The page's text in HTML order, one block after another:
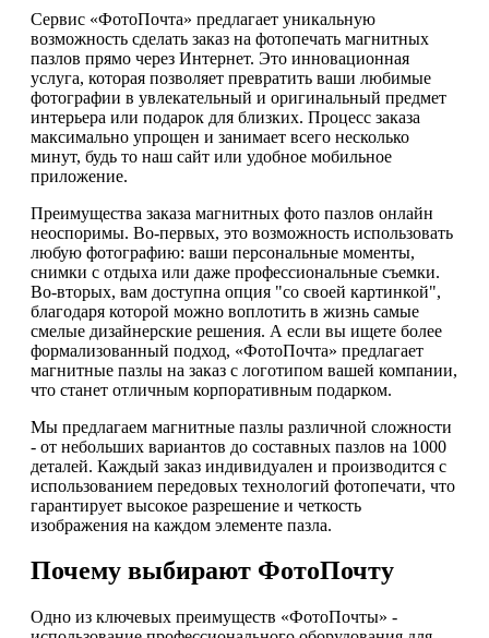
Сервис «ФотоПочта» предлагает уникальную
возможность сделать заказ на фотопечать магнитных
пазлов прямо через Интернет. Это инновационная
услуга, которая позволяет превратить ваши любимые
фотографии в увлекательный и оригинальный предмет
интерьера или подарок для близких. Процесс заказа
максимально упрощен и занимает всего несколько
минут, будь то наш сайт или удобное мобильное
приложение.
Преимущества заказа магнитных фото пазлов онлайн
неоспоримы. Во-первых, это возможность использовать
любую фотографию: ваши персональные моменты,
снимки с отдыха или даже профессиональные съемки.
Во-вторых, вам доступна опция "со своей картинкой",
благодаря которой можно воплотить в жизнь самые
смелые дизайнерские решения. А если вы ищете более
формализованный подход, «ФотоПочта» предлагает
магнитные пазлы на заказ с логотипом вашей компании,
что станет отличным корпоративным подарком.
Мы предлагаем магнитные пазлы различной сложности
- от небольших вариантов до составных пазлов на 1000
деталей. Каждый заказ индивидуален и производится с
использованием передовых технологий фотопечати, что
гарантирует высокое разрешение и четкость
изображения на каждом элементе пазла.
Почему выбирают ФотоПочту
Одно из ключевых преимуществ «ФотоПочты» -